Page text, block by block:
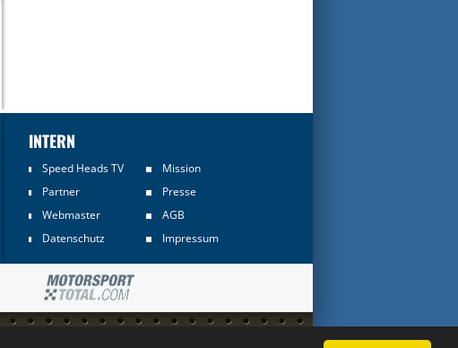
INTERN
Speed Heads TV
Mission
Partner
Presse
Webmaster
AGB
Datenschutz
Impressum